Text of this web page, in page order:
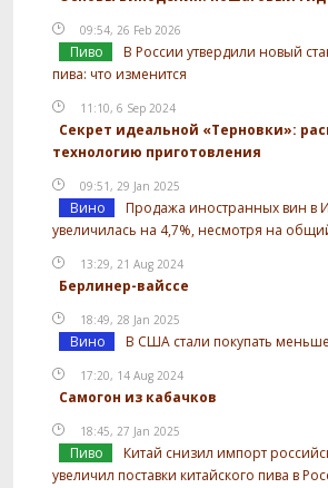
09:54, 26 Feb 2026
Пиво
В России утвердили новый
пива: что изменится
11:10, 6 Sep 2024
Секрет идеальной «Терновки»:
технологию приготовления
09:51, 29 Jan 2025
Вино
Продажа иностранных вин в
увеличилась на 4,7%, несмотря на
13:29, 21 Aug 2024
Берлинер-вайссе
18:49, 28 Jan 2025
Вино В США стали покупать
17:20, 14 Aug 2024
Самогон из кабачков
18:45, 27 Jan 2025
Пиво
Китай снизил импорт
увеличил поставки китайского пива в